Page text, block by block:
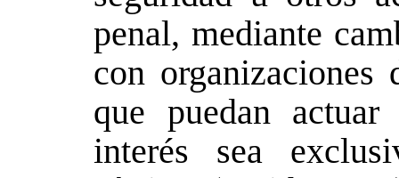
penal, mediante
con organizaciones
que puedan
interés sea